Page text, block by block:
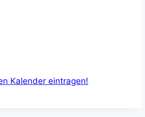
Kalender eintragen!